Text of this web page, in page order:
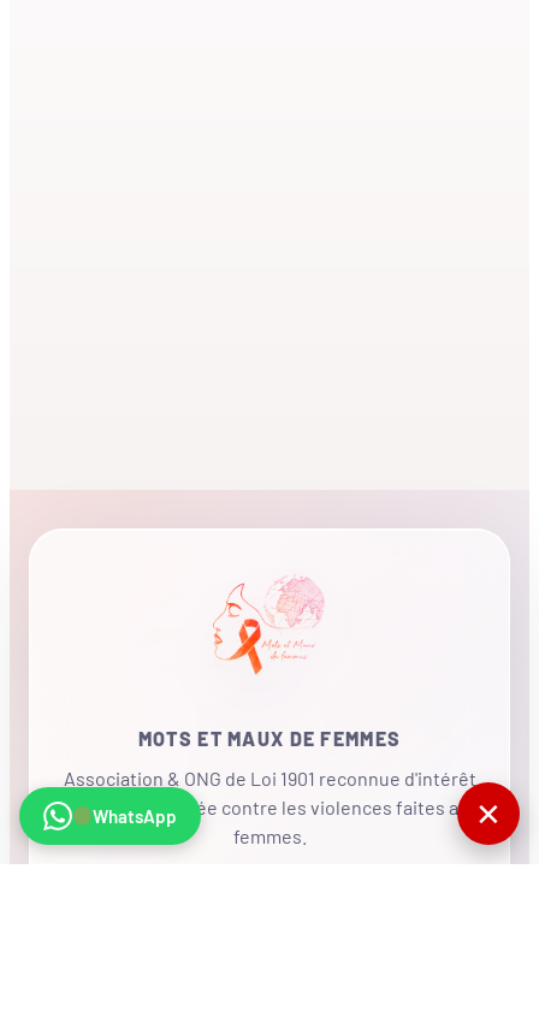
MOTS ET MAUX DE FEMMES
Association & ONG de Loi 1901 reconnue d'intérêt
général, mobilisée contre les violences faites aux
femmes.
WhatsApp ✕